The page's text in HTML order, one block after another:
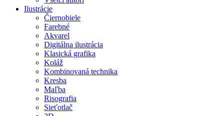
Ilustrácie
Čiernobiele
Farebné
Akvarel
Digitálna ilustrácia
Klasická grafika
Koláž
Kombinovaná technika
Kresba
Maľba
Risografia
Sieťotlač